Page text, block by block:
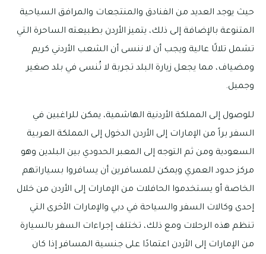
حيث يوجد العديد من الفنادق والمنتجعات والمرافق السياحية
المتنوعة بالإضافة إلى ذلك، يتميز الأردن بطبيعته الساحرة التي
تشمل تلالًا عالية ويجب أن لا ننسى أن الشعب الأردني كريم
ومضياف، مما يجعل زيارة البلد تجربة لا تُنسى في بلد صغير
وجميل.
للوصول إلى المملكة الأردنية الهاشمية، يمكن للراغبين في
السفر براً من الإمارات إلى الأردن الدخول إلى المملكة العربية
السعودية ومن ثم التوجه إلى المعبر الحدودي بين البلدين وهو
مركز حدود العمري ويمكن للمسافرين أن يسافروا بسياراتهم
الخاصة أو يستخدموا الحافلات من الإمارات إلى الأردن من خلال
إحدى وكالات السفر والسياحة في دبي والإمارات الأخرى التي
تنظم هذه الرحلات ومع ذلك، تختلف إجراءات السفر بالسيارة
من الإمارات إلى الأردن اعتمادًا على جنسية المسافر إذا كان